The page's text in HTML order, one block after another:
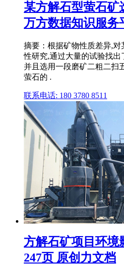
某方解石型萤石矿
万方数据知识服务
摘要：根据矿物性质差异,
性研究,通过大量的试验找
并且选用一段磨矿二粗二扫
萤石的 .
联系电话: 180 3780 8511
方解石矿项目环境
247页 原创力文档